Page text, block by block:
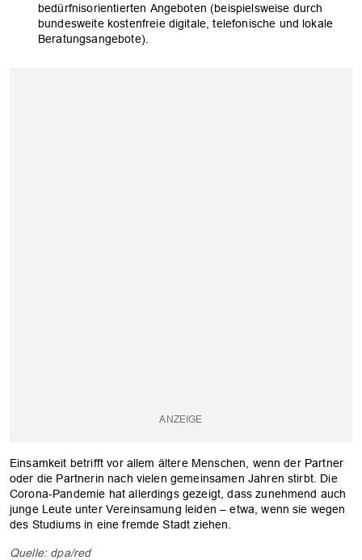
bedürfnisorientierten Angeboten (beispielsweise durch
bundesweite kostenfreie digitale, telefonische und lokale
Beratungsangebote).
Einsamkeit betrifft vor allem ältere Menschen, wenn der Partner
oder die Partnerin nach vielen gemeinsamen Jahren stirbt. Die
Corona-Pandemie hat allerdings gezeigt, dass zunehmend auch
junge Leute unter Vereinsamung leiden – etwa, wenn sie wegen
des Studiums in eine fremde Stadt ziehen.
Quelle: dpa/red